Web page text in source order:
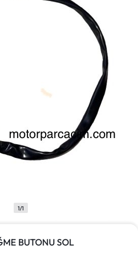
1/1
BUTONU SOL